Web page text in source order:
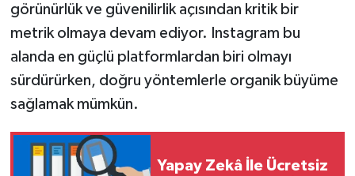
görünürlük ve güvenilirlik açısından kritik bir
metrik olmaya devam ediyor. Instagram bu
alanda en güçlü platformlardan biri olmayı
sürdürürken, doğru yöntemlerle organik büyüme
sağlamak mümkün.
Yapay Zekâ İle Ücretsiz